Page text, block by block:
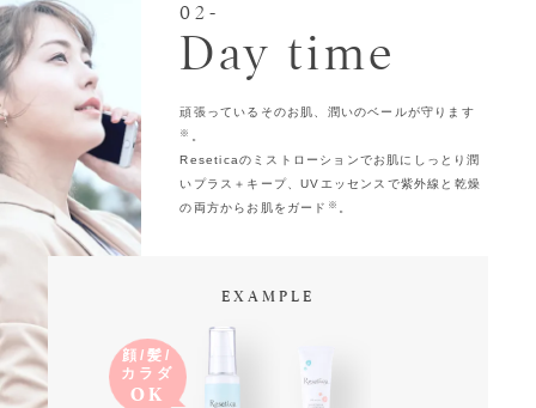
02-
Day time
頑張っているそのお肌、潤いのベールが守ります
※
Reseticaのミストローションでお肌にしっとり潤
いプラス＋キープ、UVエッセンスで紫外線と乾燥
の両方からお肌をガード ※
EXAMPLE
顔/髪/
カラダ
OK